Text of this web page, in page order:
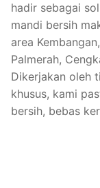
hadir sebagai
mandi bersih
area
Palmerah,
Dikerjakan oleh
khusus, kami
bersih, bebas